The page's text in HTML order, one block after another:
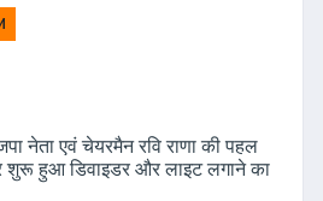
नेता एवं चेयरमैन रवि राणा की पहल
शुरू हुआ डिवाइडर और लाइट लगाने का